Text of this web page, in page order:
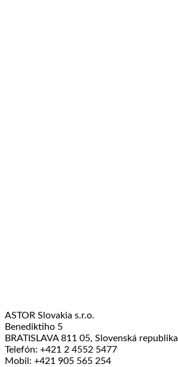
ASTOR Slovakia s.r.o.
Benediktiho 5
BRATISLAVA 811 05, Slovenská republika
Telefón: +421 2 4552 5477
Mobil: +421 905 565 254